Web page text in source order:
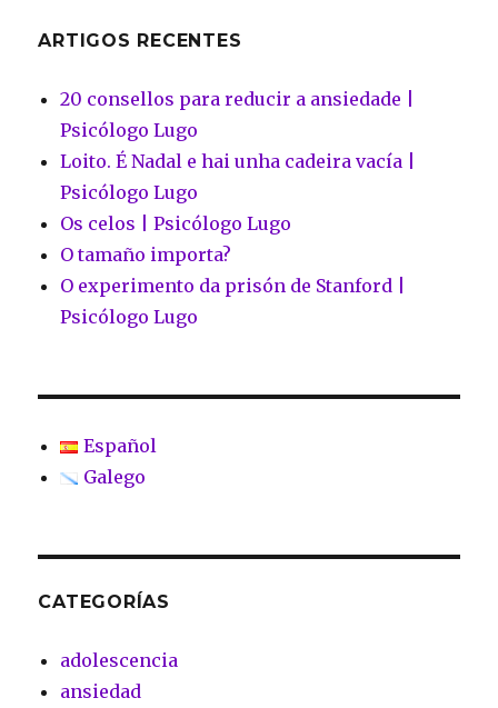
ARTIGOS RECENTES
20 consellos para reducir a ansiedade |
Psicólogo Lugo
Loito. É Nadal e hai unha cadeira vacía |
Psicólogo Lugo
Os celos | Psicólogo Lugo
O tamaño importa?
O experimento da prisón de Stanford |
Psicólogo Lugo
Español
Galego
CATEGORÍAS
adolescencia
ansiedad